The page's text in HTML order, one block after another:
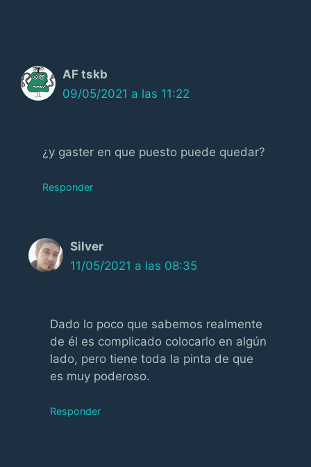
AF tskb
09/05/2021 a las 11:22
¿y gaster en que puesto puede quedar?
Responder
Silver
11/05/2021 a las 08:35
Dado lo poco que sabemos realmente
de él es complicado colocarlo en algún
lado, pero tiene toda la pinta de que
es muy poderoso.
Responder